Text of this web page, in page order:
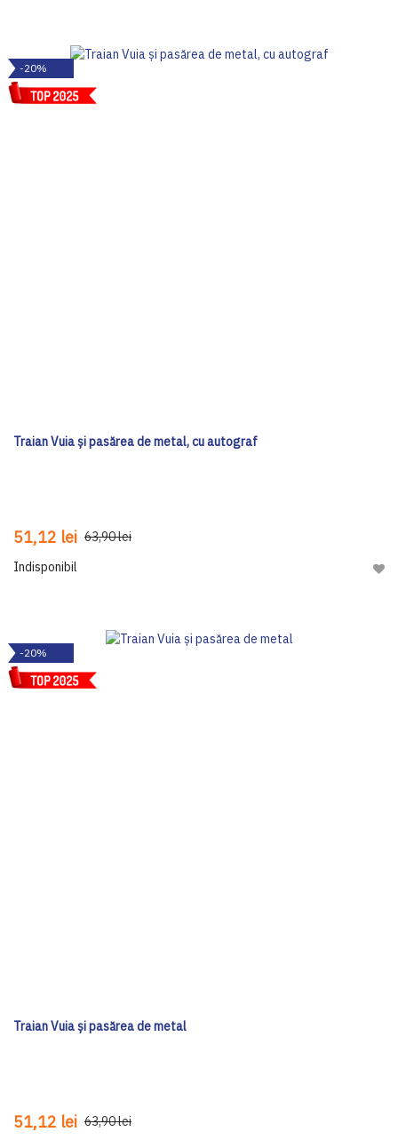
-20%
Traian Vuia și pasărea de metal, cu autograf
51,12 lei 63,90 lei
Indisponibil
-20%
Traian Vuia și pasărea de metal
51,12 lei 63,90 lei